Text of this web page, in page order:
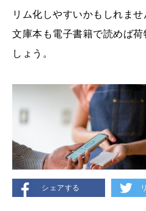
リム化しやすいかもしれま
文庫本も電子書籍で読めば
しょう。
シェアする